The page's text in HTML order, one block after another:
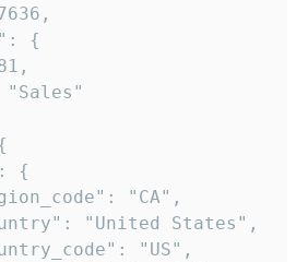
{
"Sales"
{
"CA",
"United States",
"US",